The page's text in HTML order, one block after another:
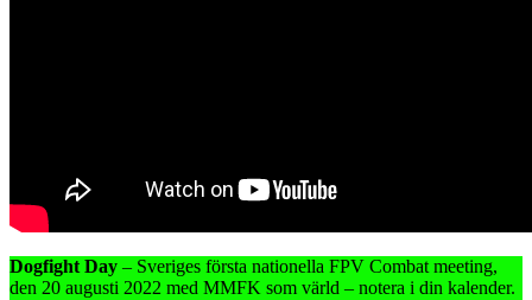
Dogfight Day – Sveriges första nationella FPV Combat meeting,
den 20 augusti 2022 med MMFK som värld – notera i din kalender.